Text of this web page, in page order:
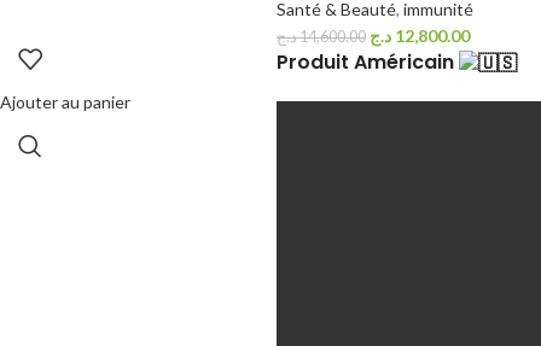
Ajouter au panier
Santé & Beauté, immunité
14,600.00د.ج 12,800.00 د.ج
Produit Américain